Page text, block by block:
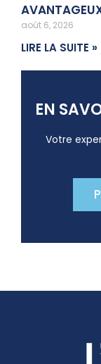
août 6, 2026
LIRE LA SUITE »
EN
Votre